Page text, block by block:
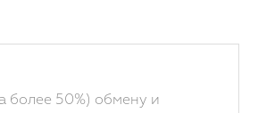
более 50%) обмену и